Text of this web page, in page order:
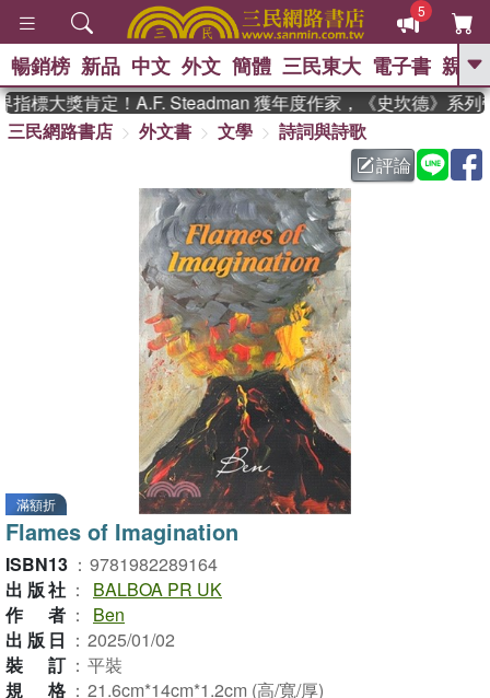
5
GO
熱搜： 東野圭吾 、 高希均教授回憶錄
父親節 、 花開錦
方念華 、 台灣的
李登輝時代 、 數學女孩：黎曼猜想
、 偉大的迷走神經 、
群喵 、 臺灣漫遊錄
暢銷榜 新品 中文 外文 簡體 三民東大 電子書 親子
標大獎肯定！A.F. Steadman 獲年度作家，《史坎德》系列
三民網路書店
外文書 文學
詩詞與詩歌
評論
滿額折
Flames of Imagination
ISBN13 ： 9781982289164
出版社 ：
BALBOA PR UK
作者 ：
Ben
出版日 ： 2025/01/02
裝訂 ： 平裝
規格 ： 21.6cm*14cm*1.2cm (高/寬/厚)